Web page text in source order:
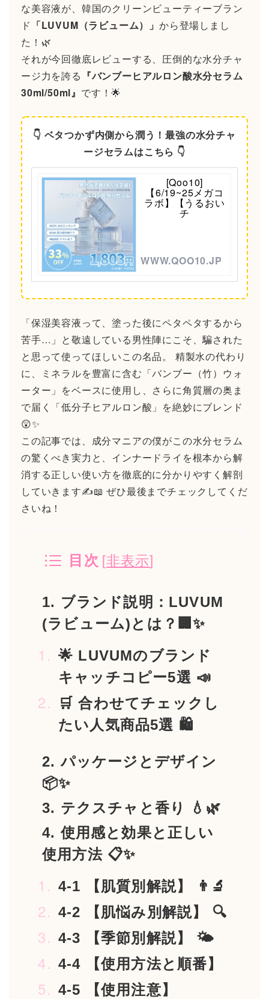
な美容液が、韓国のクリーンビューティーブラン
ド 「LUVUM（ラビューム）」から登場しまし
た！🌿
それが今回徹底レビューする、圧倒的な水分チャ
ージ力を誇る 『バンブーヒアルロン酸水分セラム
30ml/50ml』 です！🌟
👇 ベタつかず内側から潤う！最強の水分チャ
ージセラムはこちら 👇
[Qoo10]
【6/19~25メガコ
ラボ】【うるおい
チ
WWW.QOO10.JP
「保湿美容液って、塗った後にペタペタするから
苦手…」と敬遠している男性陣にこそ、騙された
と思って使ってほしいこの名品。 精製水の代わり
に、ミネラルを豊富に含む「バンブー（竹）ウォ
ーター」をベースに使用し、さらに角質層の奥ま
で届く「低分子ヒアルロン酸」を絶妙にブレンド
😲✨
この記事では、成分マニアの僕がこの水分セラム
の驚くべき実力と、インナードライを根本から解
消する正しい使い方を徹底的に分かりやすく解剖
していきます✍️📖 ぜひ最後までチェックしてくだ
さいね！
目次 [非表示]
1. ブランド説明：LUVUM
(ラビューム)とは？🏢✨
🌟 LUVUMのブランド
キャッチコピー5選 📣
🛒 合わせてチェックし
たい人気商品5選 🛍️
2. パッケージとデザイン
📦✨
3. テクスチャと香り 💧🌿
4. 使用感と効果と正しい
使用方法 📋✨
4-1 【肌質別解説】 👨‍🔬
4-2 【肌悩み別解説】 🔍
4-3 【季節別解説】 🌤️
4-4 【使用方法と順番】
4-5 【使用注意】